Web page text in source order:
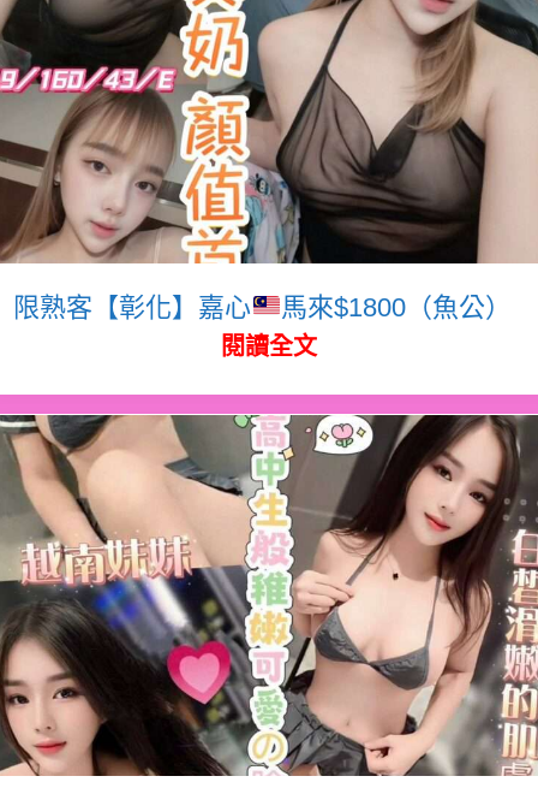
限熟客【彰化】嘉心 馬來$1800（魚公）
閱讀全文